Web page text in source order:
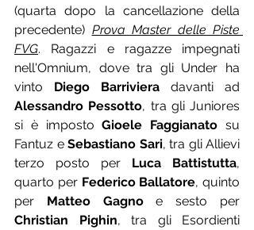
(quarta dopo la cancellazione della
precedente) Prova Master delle Piste
FVG. Ragazzi e ragazze impegnati
nell'Omnium, dove tra gli Under ha
vinto Diego Barriviera
Alessandro Pessotto, tra gli Juniores
si è imposto Gioele Faggianato su
Fantuz e Sebastiano Sari, tra gli Allievi
terzo posto per Luca Battistutta,
quarto per Federico Ballatore, quinto
per Matteo Gagno
Christian Pighin, tra gli Esordienti